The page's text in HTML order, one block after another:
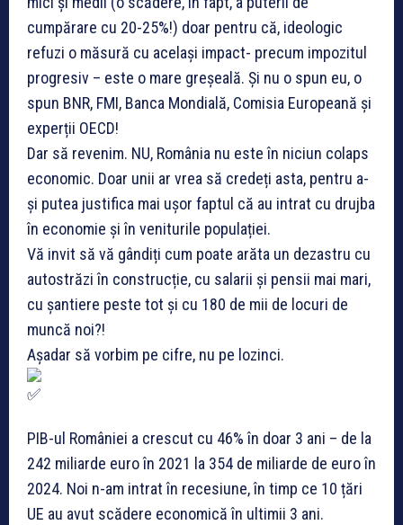
cumpărare cu 20-25%!) doar pentru că, ideologic
refuzi o măsură cu același impact- precum impozitul
progresiv – este o mare greșeală. Și nu o spun eu, o
spun BNR, FMI, Banca Mondială, Comisia Europeană și
experții OECD!
Dar să revenim. NU, România nu este în niciun colaps
economic. Doar unii ar vrea să credeți asta, pentru a-
și putea justifica mai ușor faptul că au intrat cu drujba
în economie și în veniturile populației.
Vă invit să vă gândiți cum poate arăta un dezastru cu
autostrăzi în construcție, cu salarii și pensii mai mari,
cu șantiere peste tot și cu 180 de mii de locuri de
muncă noi?!
Așadar să vorbim pe cifre, nu pe lozinci.
PIB-ul României a crescut cu 46% în doar 3 ani – de la
242 miliarde euro în 2021 la 354 de miliarde de euro în
2024. Noi n-am intrat în recesiune, în timp ce 10 țări
UE au avut scădere economică în ultimii 3 ani.